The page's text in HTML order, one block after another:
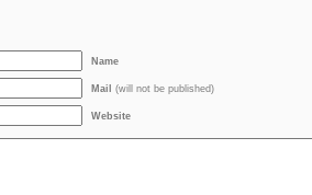
Name
Mail (will not be published)
Website